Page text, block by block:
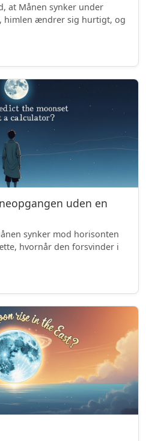
at Månen synker under
himlen ændrer sig hurtigt, og
uden en
synker mod horisonten
hvornår den forsvinder i